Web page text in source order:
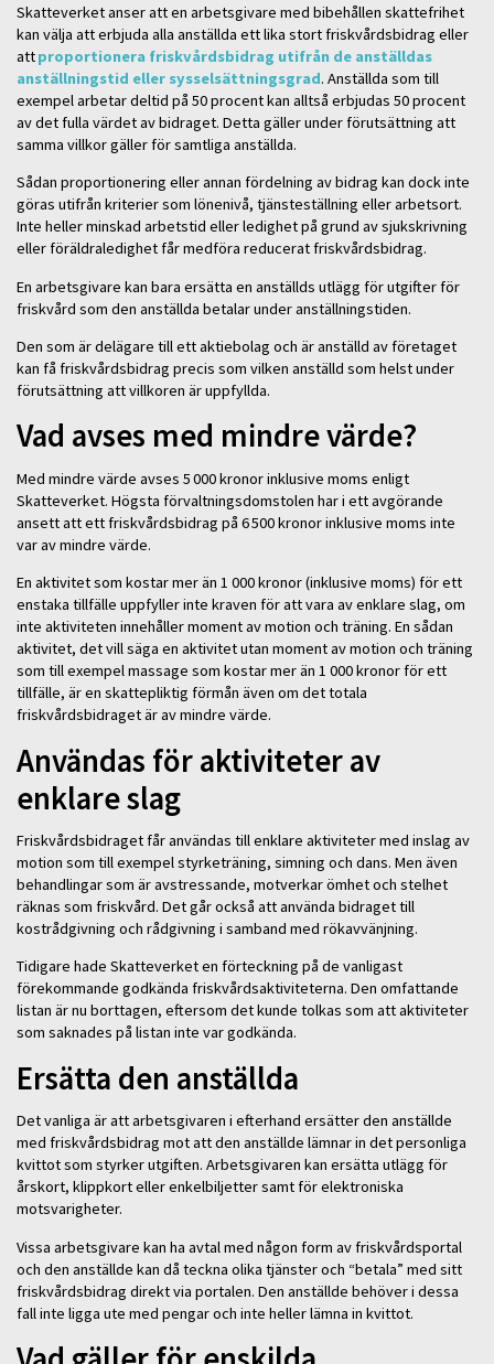
Skatteverket anser att en arbetsgivare med bibehållen skattefrihet
kan välja att erbjuda alla anställda ett lika stort friskvårdsbidrag eller
attproportionera friskvårdsbidrag utifrån de anställdas
anställningstid eller sysselsättningsgrad. Anställda som till
exempel arbetar deltid på 50 procent kan alltså erbjudas 50 procent
av det fulla värdet av bidraget. Detta gäller under förutsättning att
samma villkor gäller för samtliga anställda.
Sådan proportionering eller annan fördelning av bidrag kan dock inte
göras utifrån kriterier som lönenivå, tjänsteställning eller arbetsort.
Inte heller minskad arbetstid eller ledighet på grund av sjukskrivning
eller föräldraledighet får medföra reducerat friskvårdsbidrag.
En arbetsgivare kan bara ersätta en anställds utlägg för utgifter för
friskvård som den anställda betalar under anställningstiden.
Den som är delägare till ett aktiebolag och är anställd av företaget
kan få friskvårdsbidrag precis som vilken anställd som helst under
förutsättning att villkoren är uppfyllda.
Vad avses med mindre värde?
Med mindre värde avses 5 000 kronor inklusive moms enligt
Skatteverket. Högsta förvaltningsdomstolen har i ett avgörande
ansett att ett friskvårdsbidrag på 6 500 kronor inklusive moms inte
var av mindre värde.
En aktivitet som kostar mer än 1 000 kronor (inklusive moms) för ett
enstaka tillfälle uppfyller inte kraven för att vara av enklare slag, om
inte aktiviteten innehåller moment av motion och träning. En sådan
aktivitet, det vill säga en aktivitet utan moment av motion och träning
som till exempel massage som kostar mer än 1 000 kronor för ett
tillfälle, är en skattepliktig förmån även om det totala
friskvårdsbidraget är av mindre värde.
Användas för aktiviteter av
enklare slag
Friskvårdsbidraget får användas till enklare aktiviteter med inslag av
motion som till exempel styrketräning, simning och dans. Men även
behandlingar som är avstressande, motverkar ömhet och stelhet
räknas som friskvård. Det går också att använda bidraget till
kostrådgivning och rådgivning i samband med rökavvänjning.
Tidigare hade Skatteverket en förteckning på de vanligast
förekommande godkända friskvårdsaktiviteterna. Den omfattande
listan är nu borttagen, eftersom det kunde tolkas som att aktiviteter
som saknades på listan inte var godkända.
Ersätta den anställda
Det vanliga är att arbetsgivaren i efterhand ersätter den anställde
med friskvårdsbidrag mot att den anställde lämnar in det personliga
kvittot som styrker utgiften. Arbetsgivaren kan ersätta utlägg för
årskort, klippkort eller enkelbiljetter samt för elektroniska
motsvarigheter.
Vissa arbetsgivare kan ha avtal med någon form av friskvårdsportal
och den anställde kan då teckna olika tjänster och “betala” med sitt
friskvårdsbidrag direkt via portalen. Den anställde behöver i dessa
fall inte ligga ute med pengar och inte heller lämna in kvittot.